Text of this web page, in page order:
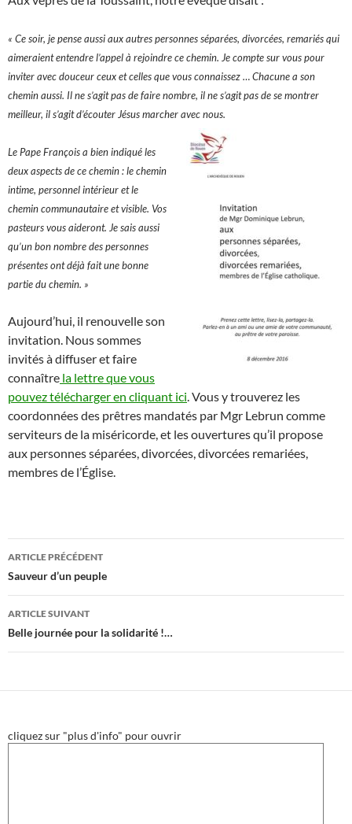
« Ce soir, je pense aussi aux autres personnes séparées, divorcées, remariés qui
aimeraient entendre l’appel à rejoindre ce chemin. Je compte sur vous pour
inviter avec douceur ceux et celles que vous connaissez … Chacune a son
chemin aussi. Il ne s’agit pas de faire nombre, il ne s’agit pas de se montrer
meilleur, il s’agit d’écouter Jésus marcher avec nous.
Le Pape François a bien indiqué les
deux aspects de ce chemin : le chemin
intime, personnel intérieur et le
chemin communautaire et visible. Vos
pasteurs vous aideront. Je sais aussi
qu’un bon nombre des personnes
présentes ont déjà fait une bonne
partie du chemin. »
Aujourd’hui, il renouvelle son
invitation. Nous sommes
invités à diffuser et faire
connaître la lettre que vous
pouvez télécharger en cliquant ici . Vous y trouverez les
coordonnées des prêtres mandatés par Mgr Lebrun comme
serviteurs de la miséricorde, et les ouvertures qu’il propose
aux personnes séparées, divorcées, divorcées remariées,
membres de l’Église.
Navigation
des
articles
ARTICLE PRÉCÉDENT
Sauveur d’un peuple
ARTICLE SUIVANT
Belle journée pour la solidarité !…
cliquez sur "plus d'info" pour ouvrir